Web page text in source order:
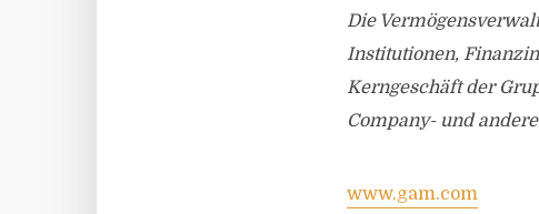
Die
Institutionen,
Kerngeschäft der
Company- und
www.gam.com